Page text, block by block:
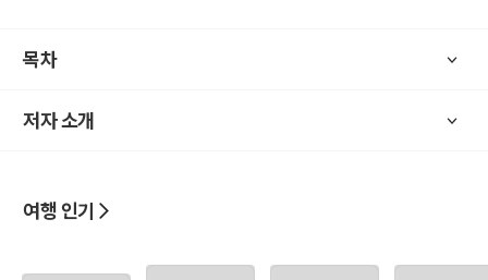
목차
저자 소개
여행 인기